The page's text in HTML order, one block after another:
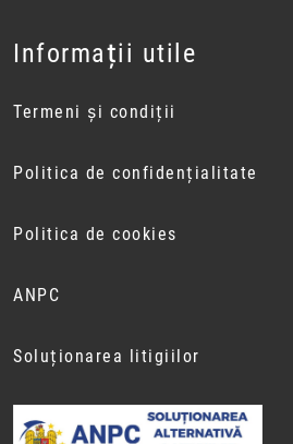
Informații utile
Termeni și condiții
Politica de confidențialitate
Politica de cookies
ANPC
Soluționarea litigiilor